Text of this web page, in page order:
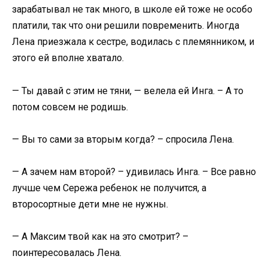
зарабатывал не так много, в школе ей тоже не особо
платили, так что они решили повременить. Иногда
Лена приезжала к сестре, водилась с племянником, и
этого ей вполне хватало.
— Ты давай с этим не тяни, — велела ей Инга. – А то
потом совсем не родишь.
— Вы то сами за вторым когда? – спросила Лена.
— А зачем нам второй? – удивилась Инга. – Все равно
лучше чем Сережа ребенок не получится, а
второсортные дети мне не нужны.
— А Максим твой как на это смотрит? –
поинтересовалась Лена.